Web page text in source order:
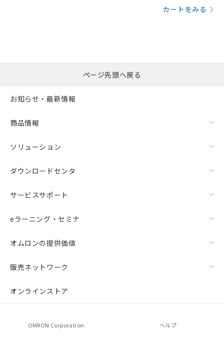
カートをみる
ページ先頭へ戻る
お知らせ・最新情報
商品情報
ソリューション
ダウンロードセンタ
サービスサポート
eラーニング・セミナ
オムロンの提供価値
販売ネットワーク
オンラインストア
OMRON Corporation ヘルプ